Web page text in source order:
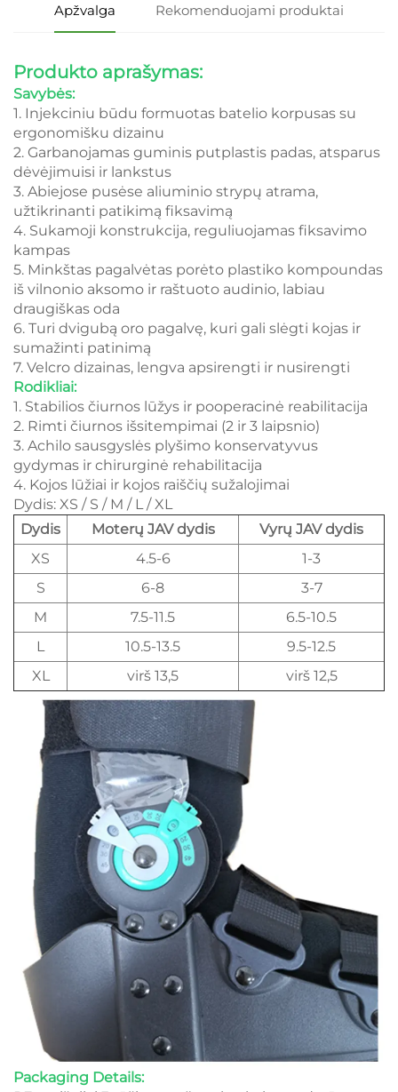
Apžvalga Rekomenduojami produktai
Produkto aprašymas:
Savybės:
1. Injekciniu būdu formuotas batelio korpusas su
ergonomišku dizainu
2. Garbanojamas guminis putplastis padas, atsparus
dėvėjimuisi ir lankstus
3. Abiejose pusėse aliuminio strypų atrama,
užtikrinanti patikimą fiksavimą
4. Sukamoji konstrukcija, reguliuojamas fiksavimo
kampas
5. Minkštas pagalvėtas porėto plastiko kompoundas
iš vilnonio aksomo ir raštuoto audinio, labiau
draugiškas oda
6. Turi dvigubą oro pagalvę, kuri gali slėgti kojas ir
sumažinti patinimą
7. Velcro dizainas, lengva apsirengti ir nusirengti
Rodikliai:
1. Stabilios čiurnos lūžys ir pooperacinė reabilitacija
2. Rimti čiurnos išsitempimai (2 ir 3 laipsnio)
3. Achilo sausgyslės plyšimo konservatyvus
gydymas ir chirurginė rehabilitacija
4. Kojos lūžiai ir kojos raiščių sužalojimai
Dydis: XS / S / M / L / XL
Dydis
Moterų JAV dydis
Vyrų JAV dydis
XS
4.5-6
1-3
S
6-8
3-7
M
7.5-11.5
6.5-10.5
L
10.5-13.5
9.5-12.5
XL
virš 13,5 virš 12,5
Packaging Details: